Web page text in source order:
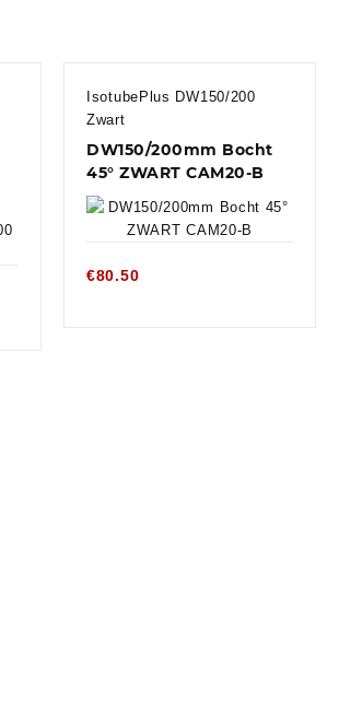
IsotubePlus DW150/200
Zwart
DW150/200mm Bocht
45° ZWART CAM20-B
€80.50